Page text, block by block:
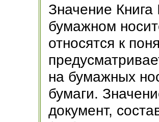
Значение
бумажном
относятся к
на бумажных
бумаги.
документ,